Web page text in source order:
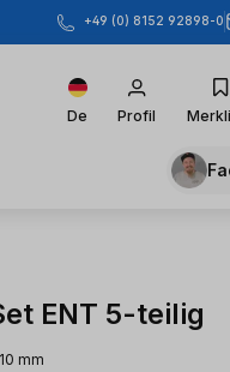
+49 (0) 8152 92898-0
De Profil
ENT 5-teilig
mm